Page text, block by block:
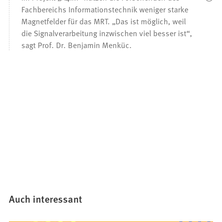
Fachbereichs Informationstechnik weniger starke
Magnetfelder für das MRT. „Das ist möglich, weil
die Signalverarbeitung inzwischen viel besser ist“,
sagt Prof. Dr. Benjamin Menküc.
Auch interessant